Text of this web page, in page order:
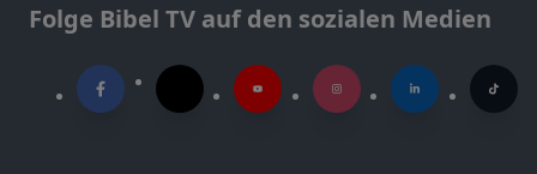
Folge Bibel TV auf den sozialen Medien